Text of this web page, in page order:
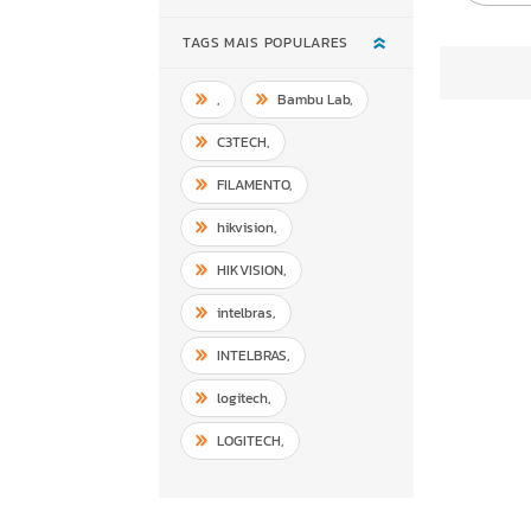
TAGS MAIS POPULARES
, Bambu Lab,
C3TECH,
FILAMENTO,
hikvision,
HIKVISION,
intelbras,
INTELBRAS,
logitech,
LOGITECH,